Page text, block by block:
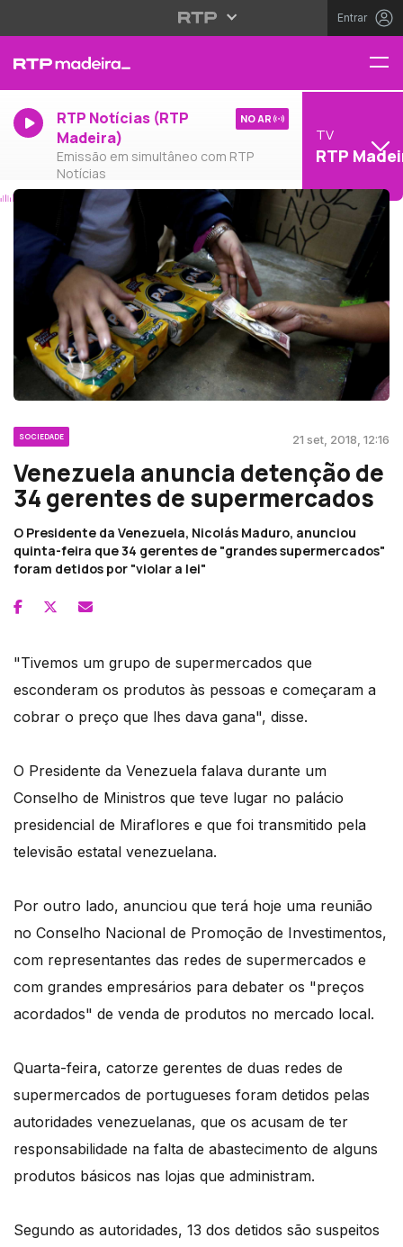
Entrar
RTP Notícias (RTP
Madeira)
Emissão em simultâneo com RTP
Notícias
NO AR
TV
RTP
SOCIEDADE 21 set, 2018, 12:16
Venezuela anuncia detenção de
34 gerentes de supermercados
O Presidente da Venezuela, Nicolás Maduro, anunciou
quinta-feira que 34 gerentes de "grandes supermercados"
foram detidos por "violar a lei"
"Tivemos um grupo de supermercados que
esconderam os produtos às pessoas e começaram a
cobrar o preço que lhes dava gana", disse.
O Presidente da Venezuela falava durante um
Conselho de Ministros que teve lugar no palácio
presidencial de Miraflores e que foi transmitido pela
televisão estatal venezuelana.
Por outro lado, anunciou que terá hoje uma reunião
no Conselho Nacional de Promoção de Investimentos,
com representantes das redes de supermercados e
com grandes empresários para debater os "preços
acordados" de venda de produtos no mercado local.
Quarta-feira, catorze gerentes de duas redes de
supermercados de portugueses foram detidos pelas
autoridades venezuelanas, que os acusam de ter
responsabilidade na falta de abastecimento de alguns
produtos básicos nas lojas que administram.
Segundo as autoridades, 13 dos detidos são suspeitos